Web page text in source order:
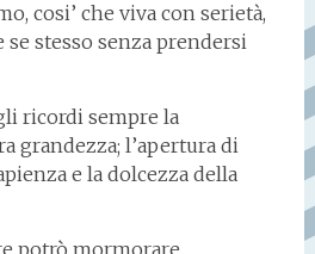
cosi’ che viva con serietà,
se stesso senza prendersi
ricordi sempre la
grandezza; l’apertura di
e la dolcezza della
potrò mormorare